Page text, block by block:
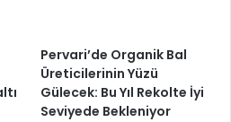
Pervari’de Organik Bal
Üreticilerinin Yüzü
Gülecek: Bu Yıl Rekolte İyi
Seviyede Bekleniyor